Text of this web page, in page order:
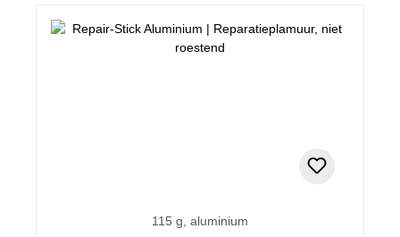
115 g, aluminium